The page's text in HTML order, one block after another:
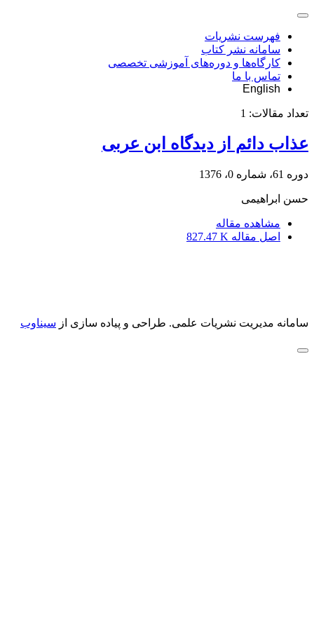
فهرست نشریات
سامانه نشر کتاب
کارگاه‌ها و دوره‌های آموزشی تخصصی
تماس با ما
English
تعداد مقالات: 1
عذاب دائم از دیدگاه ابن عربی
دوره 61، شماره 0، 1376
حسن ابراهیمی
مشاهده مقاله
اصل مقاله 827.47 K
سامانه مدیریت نشریات علمی. طراحی و پیاده سازی از سیناوب